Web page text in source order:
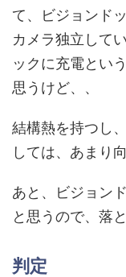
て、ビジョンド
カメラ独立して
ックに充電とい
思うけど、、
結構熱を持つし
しては、あまり
あと、ビジョン
と思うので、落
判定